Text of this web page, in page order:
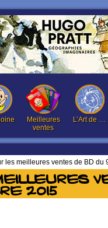
Meilleures
ventes
L’Art de …
les meilleures ventes de BD du
2015